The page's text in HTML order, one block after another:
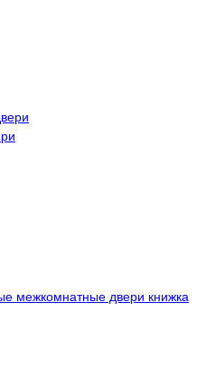
межкомнатные двери книжка